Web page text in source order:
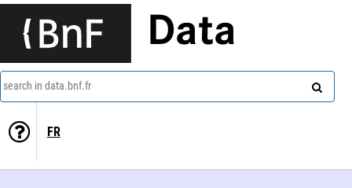
Data
search in data.bnf.fr
FR